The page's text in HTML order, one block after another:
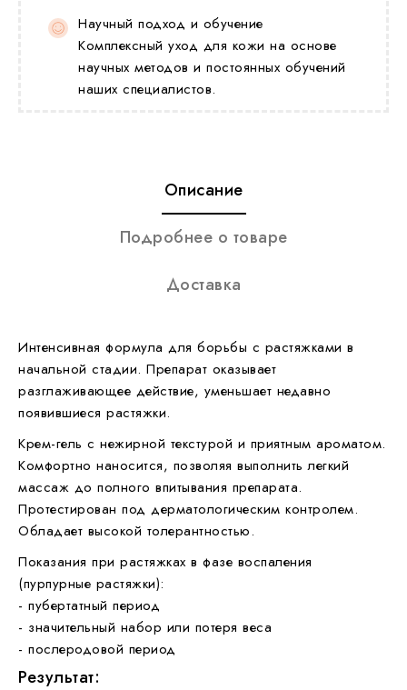
Научный подход и обучение
Комплексный уход для кожи на основе
научных методов и постоянных обучений
наших специалистов.
Описание
Подробнее о товаре
Доставка
Интенсивная формула для борьбы с растяжками в
начальной стадии. Препарат оказывает
разглаживающее действие, уменьшает недавно
появившиеся растяжки.
Крем-гель с нежирной текстурой и приятным ароматом.
Комфортно наносится, позволяя выполнить легкий
массаж до полного впитывания препарата.
Протестирован под дерматологическим контролем.
Обладает высокой толерантностью.
Показания при растяжках в фазе воспаления
(пурпурные растяжки):
- пубертатный период
- значительный набор или потеря веса
- послеродовой период
Результат: